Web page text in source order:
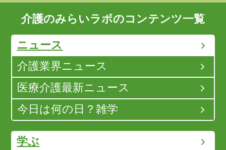
介護のみらいラボのコンテンツ一覧
ニュース
介護業界ニュース
医療介護最新ニュース
今日は何の日？雑学
学ぶ